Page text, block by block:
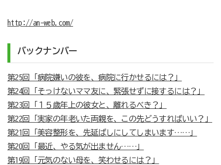
http://an-web.com/
バックナンバー
第25回「病院嫌いの彼を、病院に行かせるには？」
第24回「そっけないママ友に、緊張せずに接するには？」
第23回「１５歳年上の彼女と、離れるべき？」
第22回「実家の年老いた両親を、この先どうすればいい？」
第21回「美容整形を、先延ばしにしてしまいます……」
第20回「最近、やる気が出ません……」
第19回「元気のない母を、笑わせるには？」